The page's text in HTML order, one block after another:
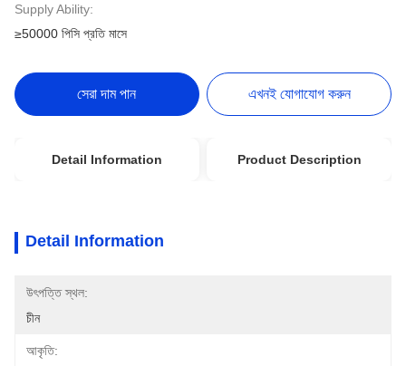
Supply Ability:
≥50000 পিসি প্রতি মাসে
সেরা দাম পান এখনই যোগাযোগ করুন
Detail Information Product Description
Detail Information
উৎপত্তি স্থল:
চীন
আকৃতি: